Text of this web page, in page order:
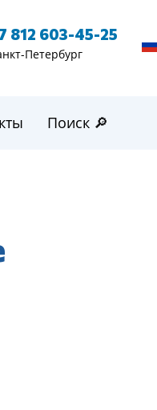
812 603-45-25
Петербург
Поиск 🔎